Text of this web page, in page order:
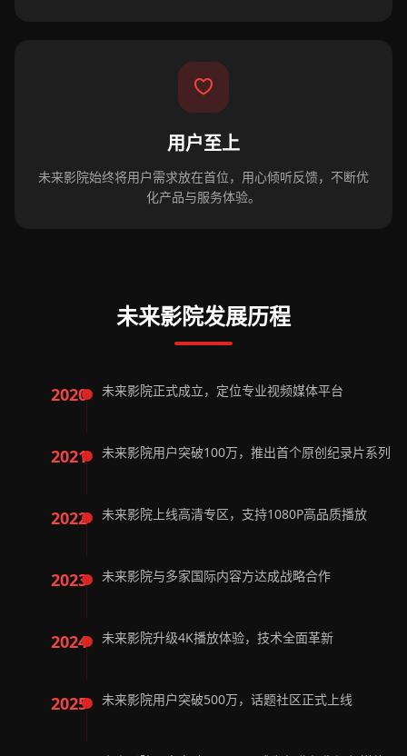
用户至上
未来影院始终将用户需求放在首位，用心倾听反馈，不断优
化产品与服务体验。
未来影院发展历程
2020 未来影院正式成立，定位专业视频媒体平台
2021 未来影院用户突破100万，推出首个原创纪录片系列
2022 未来影院上线高清专区，支持1080P高品质播放
2023 未来影院与多家国际内容方达成战略合作
2024 未来影院升级4K播放体验，技术全面革新
2025 未来影院用户突破500万，话题社区正式上线